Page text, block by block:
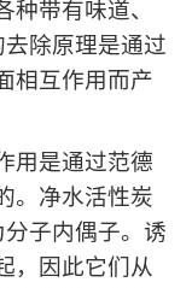
带有味道、
除原理是通过
相互作用而产
是通过范德
。净水活性炭
子内偶子。诱
，因此它们从